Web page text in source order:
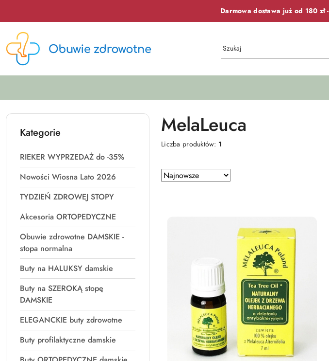
Darmowa dostawa już od 180 zł -
Kategorie
RIEKER WYPRZEDAŻ do -35%
Nowości Wiosna Lato 2026
TYDZIEŃ ZDROWEJ STOPY
Akcesoria ORTOPEDYCZNE
Obuwie zdrowotne DAMSKIE -
stopa normalna
Buty na HALUKSY damskie
Buty na SZEROKĄ stopę
DAMSKIE
ELEGANCKIE buty zdrowotne
Buty profilaktyczne damskie
MelaLeuca
Liczba produktów: 1
Zastosowano
sortowanie:
Sortuj
według